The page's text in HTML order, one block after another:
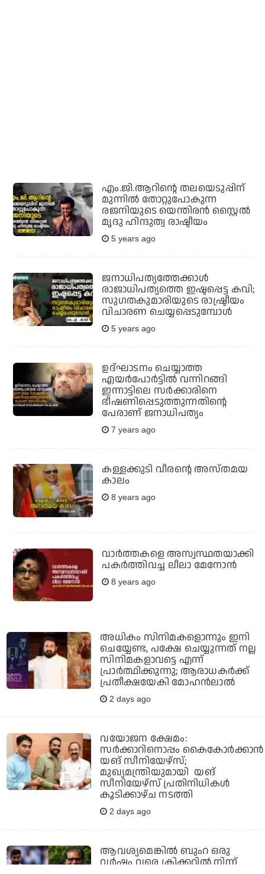
എം.ജി.ആറിന്റെ തലയെടുപ്പിന്
മുന്നില്‍ തോറ്റുപോകുന്ന
രജനിയുടെ യെന്തിരന്‍ സ്റ്റൈല്‍
മൃദു ഹിന്ദുത്വ രാഷ്ടീയം
5 years ago
ജനാധിപത്യത്തേക്കാള്‍
രാജാധിപത്യത്തെ ഇഷ്ടപ്പെട്ട കവി;
സുഗതകുമാരിയുടെ രാഷ്ട്രീയം
വിചാരണ ചെയ്യപ്പെടുമ്പോള്‍
5 years ago
ഉദ്ഘാടനം ചെയ്യാത്ത
എയര്‍പോര്‍ട്ടില്‍ വന്നിറങ്ങി
ഇന്നാട്ടിലെ സര്‍ക്കാരിനെ
ഭീഷണിപ്പെടുത്തുന്നതിന്റെ
പേരാണ് ജനാധിപത്യം
7 years ago
കള്ളക്കുടി വീരന്റെ അസ്തമയ
കാലം
8 years ago
വാര്‍ത്തകളെ അസ്വസ്ഥതയാക്കി
പകര്‍ത്തിവച്ച ലീലാ മേനോന്‍
8 years ago
അധികം സിനിമകളൊന്നും ഇനി
ചെയ്യേണ്ട, പക്ഷേ ചെയ്യുന്നത് നല്ല
സിനിമകളാവട്ടെ എന്ന്
പ്രാര്‍ത്ഥിക്കുന്നു; ആരാധകര്‍ക്ക്
പ്രതീക്ഷയേകി മോഹന്‍ലാല്‍
2 days ago
വയോജന ക്ഷേമം:
സർക്കാറിനൊപ്പം കൈകോർക്കാൻ
യങ് സീനിയേഴ്‌സ്;
മുഖ്യമന്ത്രിയുമായി യങ്
സീനിയേഴ്‌സ് പ്രതിനിധികൾ
കൂടിക്കാഴ്ച നടത്തി
2 days ago
ആവശ്യമെങ്കില്‍ ബുംറ ഒരു
വര്‍ഷം വരെ ക്രിക്കറ്റില്‍ നിന്ന്